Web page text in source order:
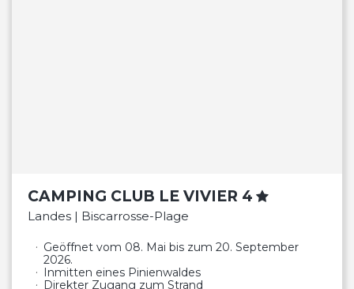
CAMPING CLUB LE VIVIER 4
Landes | Biscarrosse-Plage
Geöffnet vom 08. Mai bis zum 20. September
2026.
Inmitten eines Pinienwaldes
Direkter Zugang zum Strand